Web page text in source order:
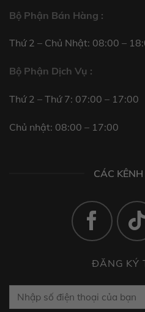
Bộ Phận Bán Hàng :
Thứ 2 – Chủ Nhật: 08:00 –
Bộ Phận Dịch Vụ :
Thứ 2 – Thứ 7: 07:00 – 17:00
Chủ nhật: 08:00 – 17:00
CÁC
ĐĂNG KÝ